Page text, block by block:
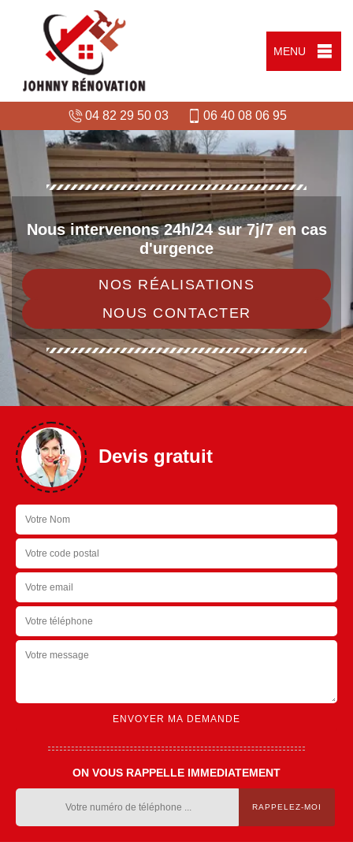
MENU
04 82 29 50 03 06 40 08 06 95
Nous intervenons 24h/24 sur 7j/7 en cas
d'urgence
NOS RÉALISATIONS
NOUS CONTACTER
Devis gratuit
ON VOUS RAPPELLE IMMEDIATEMENT